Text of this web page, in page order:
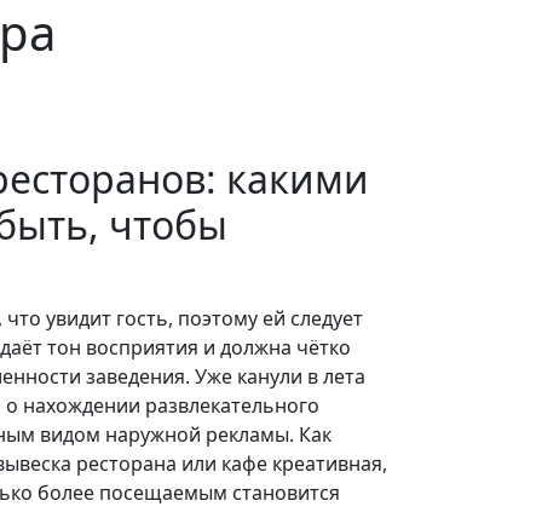
какими
чтобы
увидит гость, поэтому ей следует
тон восприятия и должна чётко
заведения. Уже канули в лета
нахождении развлекательного
видом наружной рекламы. Как
ресторана или кафе креативная,
более посещаемым становится